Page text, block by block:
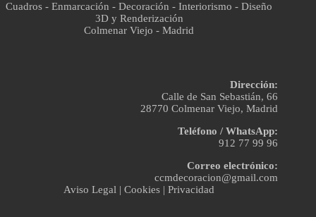
Cuadros - Enmarcación - Decoración - Interiorismo - Diseño
3D y Renderización
Colmenar Viejo - Madrid
Dirección:
Calle de San Sebastián, 66
28770 Colmenar Viejo, Madrid
Teléfono / WhatsApp:
912 77 99 96
Correo electrónico:
ccmdecoracion@gmail.com
Aviso Legal |Cookies |Privacidad